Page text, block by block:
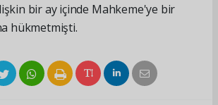
bir ay içinde Mahkeme'ye bir
hükmetmişti.